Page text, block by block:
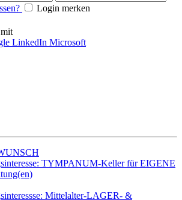
Login merken
LinkedIn Microsoft
TYMPANUM-Keller für EIGENE
Mittelalter-LAGER- &